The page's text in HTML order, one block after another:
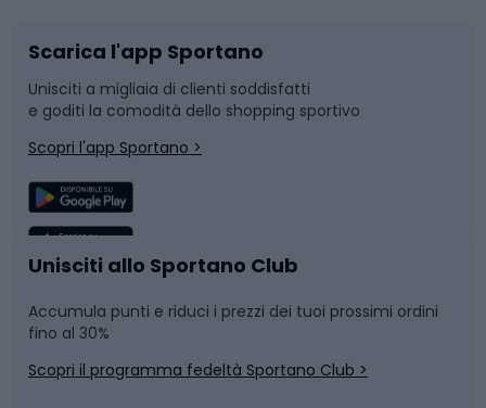
Bushcraft
Corsa
Sport di squadra
Caschi da ciclismo
Skitouring
Slitte e slittini
Snowboard
Camminata nordica
Nuoto
Pattinaggio
Scarica l'app Sportano
Unisciti a migliaia di clienti soddisfatti
e goditi la comodità dello shopping sportivo
Scopri l'app Sportano >
Unisciti allo Sportano Club
Accumula punti e riduci i prezzi dei tuoi prossimi ordini
fino al 30%
Scopri il programma fedeltà Sportano Club >